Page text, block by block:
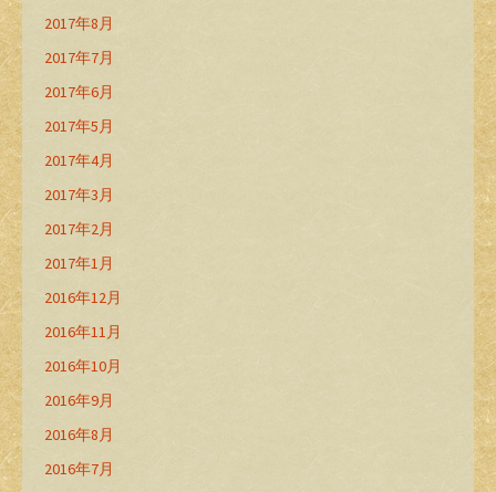
2017年8月
2017年7月
2017年6月
2017年5月
2017年4月
2017年3月
2017年2月
2017年1月
2016年12月
2016年11月
2016年10月
2016年9月
2016年8月
2016年7月